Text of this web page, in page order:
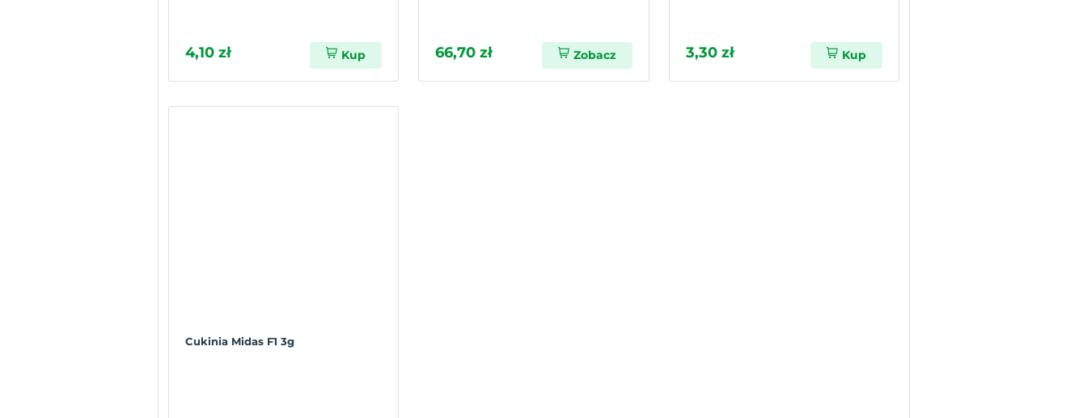
4,10 zł Kup 66,70 zł Zobacz 3,30 zł Kup
Cukinia Midas F1 3g